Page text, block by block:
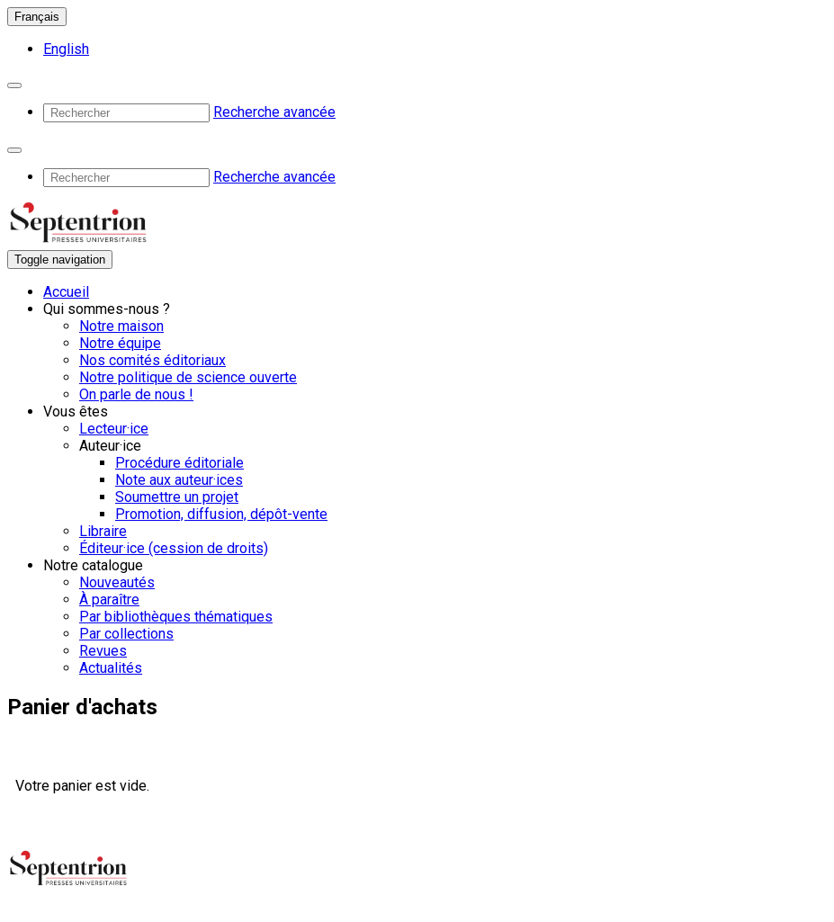
Français
English
Recherche avancée
Recherche avancée
Toggle navigation
Accueil
Qui sommes-nous ?
Notre maison
Notre équipe
Nos comités éditoriaux
Notre politique de science ouverte
On parle de nous !
Vous êtes
Lecteur·ice
Auteur·ice
Procédure éditoriale
Note aux auteur·ices
Soumettre un projet
Promotion, diffusion, dépôt-vente
Libraire
Éditeur·ice (cession de droits)
Notre catalogue
Nouveautés
À paraître
Par bibliothèques thématiques
Par collections
Revues
Actualités
Panier d'achats
Votre panier est vide.